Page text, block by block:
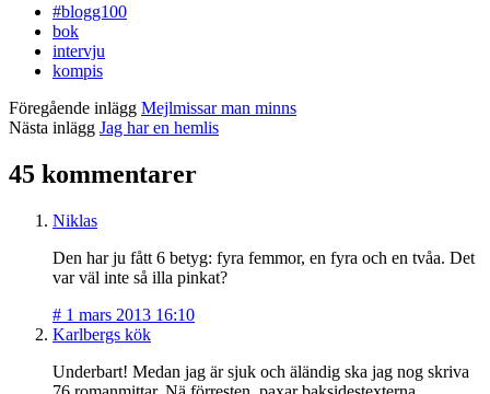
#blogg100
bok
intervju
kompis
Föregående inlägg Mejlmissar man minns
Nästa inlägg Jag har en hemlis
45 kommentarer
Niklas
Den har ju fått 6 betyg: fyra femmor, en fyra och en tvåa. Det
var väl inte så illa pinkat?
# 1 mars 2013 16:10
Karlbergs kök
Underbart! Medan jag är sjuk och äländig ska jag nog skriva